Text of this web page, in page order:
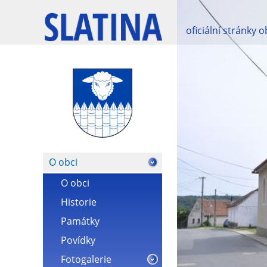
O obci
O obci
Historie
Památky
Povídky
Fotogalerie
oficiální stránky